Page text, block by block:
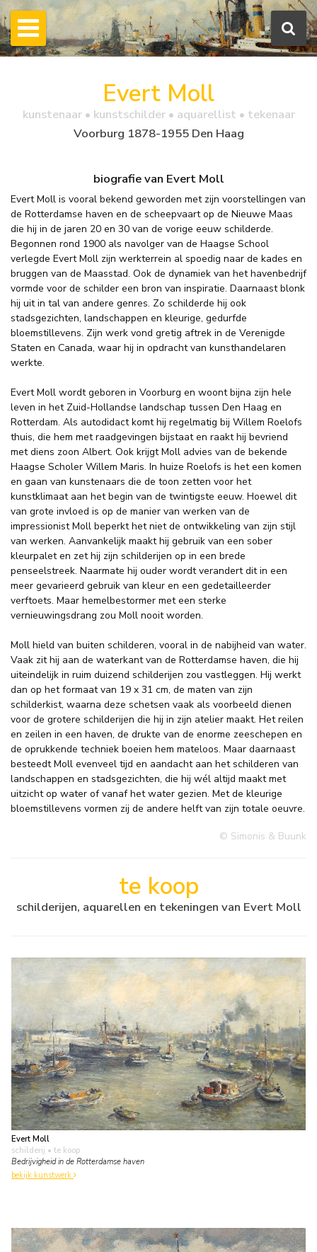
Evert Moll
kunstenaar • kunstschilder • aquarellist • tekenaar
Voorburg 1878-1955 Den Haag
biografie van Evert Moll
Evert Moll is vooral bekend geworden met zijn voorstellingen van
de Rotterdamse haven en de scheepvaart op de Nieuwe Maas
die hij in de jaren 20 en 30 van de vorige eeuw schilderde.
Begonnen rond 1900 als navolger van de Haagse School
verlegde Evert Moll zijn werkterrein al spoedig naar de kades en
bruggen van de Maasstad. Ook de dynamiek van het havenbedrijf
vormde voor de schilder een bron van inspiratie. Daarnaast blonk
hij uit in tal van andere genres. Zo schilderde hij ook
stadsgezichten, landschappen en kleurige, gedurfde
bloemstillevens. Zijn werk vond gretig aftrek in de Verenigde
Staten en Canada, waar hij in opdracht van kunsthandelaren
werkte.
Evert Moll wordt geboren in Voorburg en woont bijna zijn hele
leven in het Zuid-Hollandse landschap tussen Den Haag en
Rotterdam. Als autodidact komt hij regelmatig bij Willem Roelofs
thuis, die hem met raadgevingen bijstaat en raakt hij bevriend
met diens zoon Albert. Ook krijgt Moll advies van de bekende
Haagse Scholer Willem Maris. In huize Roelofs is het een komen
en gaan van kunstenaars die de toon zetten voor het
kunstklimaat aan het begin van de twintigste eeuw. Hoewel dit
van grote invloed is op de manier van werken van de
impressionist Moll beperkt het niet de ontwikkeling van zijn stijl
van werken. Aanvankelijk maakt hij gebruik van een sober
kleurpalet en zet hij zijn schilderijen op in een brede
penseelstreek. Naarmate hij ouder wordt verandert dit in een
meer gevarieerd gebruik van kleur en een gedetailleerder
verftoets. Maar hemelbestormer met een sterke
vernieuwingsdrang zou Moll nooit worden.
Moll hield van buiten schilderen, vooral in de nabijheid van water.
Vaak zit hij aan de waterkant van de Rotterdamse haven, die hij
uiteindelijk in ruim duizend schilderijen zou vastleggen. Hij werkt
dan op het formaat van 19 x 31 cm, de maten van zijn
schilderkist, waarna deze schetsen vaak als voorbeeld dienen
voor de grotere schilderijen die hij in zijn atelier maakt. Het reilen
en zeilen in een haven, de drukte van de enorme zeeschepen en
de oprukkende techniek boeien hem mateloos. Maar daarnaast
besteedt Moll evenveel tijd en aandacht aan het schilderen van
landschappen en stadsgezichten, die hij wél altijd maakt met
uitzicht op water of vanaf het water gezien. Met de kleurige
bloemstillevens vormen zij de andere helft van zijn totale oeuvre.
© Simonis & Buunk
te koop
schilderijen, aquarellen en tekeningen van Evert Moll
Evert Moll
schilderij • te koop
Bedrijvigheid in de Rotterdamse haven
bekijk kunstwerk